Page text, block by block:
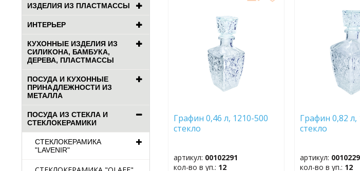
ИЗДЕЛИЯ ИЗ ПЛАСТМАССЫ
ИНТЕРЬЕР
КУХОННЫЕ ИЗДЕЛИЯ ИЗ
СИЛИКОНА, БАМБУКА,
ДЕРЕВА, ПЛАСТМАССЫ
ПОСУДА И КУХОННЫЕ
ПРИНАДЛЕЖНОСТИ ИЗ
МЕТАЛЛА
ПОСУДА ИЗ СТЕКЛА И
СТЕКЛОКЕРАМИКИ
СТЕКЛОКЕРАМИКА
"LAVENIR"
ИЗБРАННОЕ
Графин 0,46 л, 1210-500
стекло
артикул: 00102291
кол-во в уп.: 12
ИЗБРАННОЕ
Графин 0,82 л,
стекло
артикул:
кол-во в уп.: 12